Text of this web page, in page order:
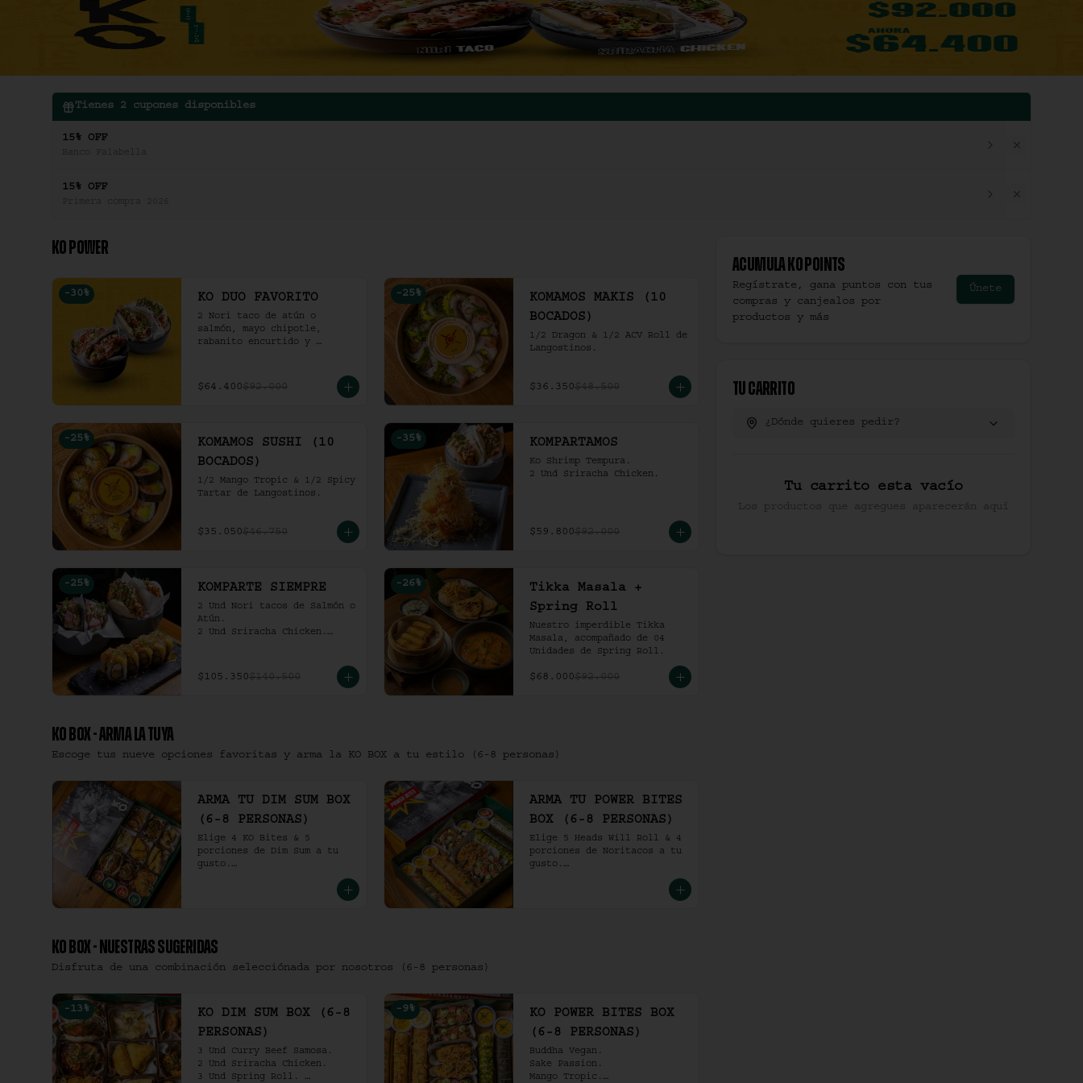
Tienes 2 cupones disponibles
15% OFF
15% OFF
Primera compra 2026
KO POWER
-30 % KO DUO FAVORITO
2 Nori taco de atún o
salmón, mayo chipotle,
rabanito encurtido y
de repollo y mayo picante en
bao buns.
$64.400$92.000
-25 %
KOMAMOS MAKIS (10
BOCADOS)
1/2 Dragon & 1/2 ACV Roll de
Langostinos.
$36.350$48.500
-25 %
KOMAMOS SUSHI (10
BOCADOS)
1/2 Mango Tropic & 1/2 Spicy
Tartar de Langostinos.
$35.050$46.750
-35 % KOMPARTAMOS
Ko Shrimp Tempura.
2 Und Sriracha Chicken.
$59.800$92.000
-25 % KOMPARTE SIEMPRE
2 Und Nori tacos de Salmón o
Atún.
2 Und Sriracha Chicken.
$105.350$140.500
-26 %
Tikka Masala +
Spring Roll
Nuestro imperdible Tikka
Masala, acompañado de 04
Unidades de Spring Roll.
$68.000$92.000
KO BOX - ARMA LA TUYA
Escoge tus nueve opciones favoritas y arma la KO BOX a tu estilo (6-8 personas)
ARMA TU DIM SUM BOX
(6-8 PERSONAS)
Elige 4 KO Bites & 5
porciones de Dim Sum a tu
gusto.
ARMA TU POWER BITES
BOX (6-8 PERSONAS)
Elige 5 Heads Will Roll & 4
porciones de Noritacos a tu
gusto.
KO BOX - NUESTRAS SUGERIDAS
Disfruta de una combinación selecciónada por nosotros (6-8 personas)
-13 %
KO DIM SUM BOX (6-8
PERSONAS)
3 Und Curry Beef Samosa.
2 Und Sriracha Chicken.
3 Und Spring Roll.
- 9%
KO POWER BITES BOX
(6-8 PERSONAS)
Buddha Vegan.
Sake Passion.
Mango Tropic.
Acumula Ko Points
Regístrate, gana puntos con tus
compras y canjealos por
productos y más
Únete
Tu Carrito
¿Dónde quieres pedir?
Tu carrito esta vacío
Los productos que agregues aparecerán aquí